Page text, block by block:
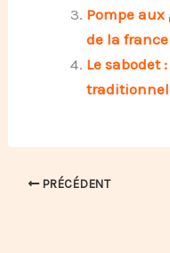
Pompe
de la france
Le sabodet
PRÉCÉDENT